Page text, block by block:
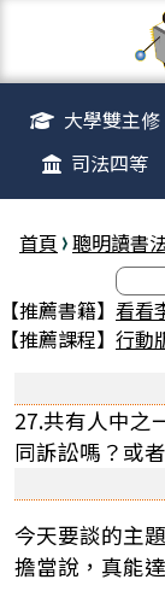
大學雙主修
司法四等
首頁 聰明讀書
【推薦書籍】 看看
【推薦課程】 行動
27.共有人中之
同訴訟嗎？或
今天要談的主
擔當說，真能